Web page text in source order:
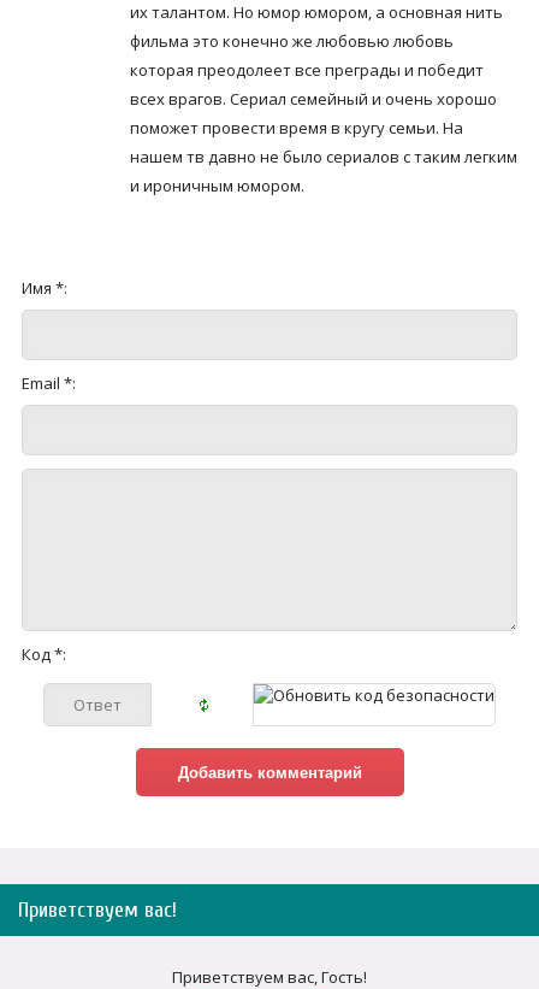
их талантом. Но юмор юмором, а основная нить
фильма это конечно же любовью любовь
которая преодолеет все преграды и победит
всех врагов. Сериал семейный и очень хорошо
поможет провести время в кругу семьи. На
нашем тв давно не было сериалов с таким легким
и ироничным юмором.
Имя *:
Email *:
Код *:
Приветствуем вас!
Приветствуем вас,Гость!